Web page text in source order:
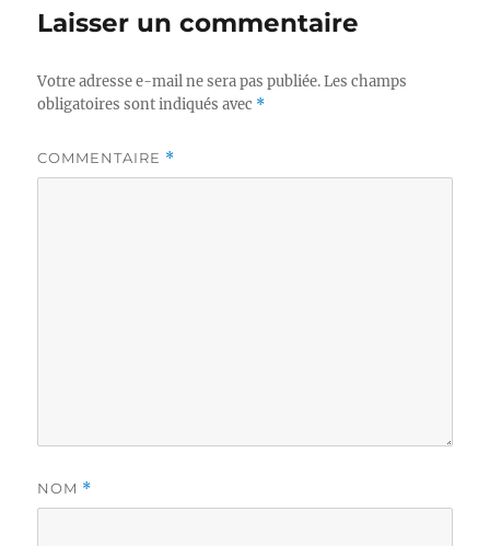
Laisser un commentaire
Votre adresse e-mail ne sera pas publiée. Les champs
obligatoires sont indiqués avec *
COMMENTAIRE *
NOM *